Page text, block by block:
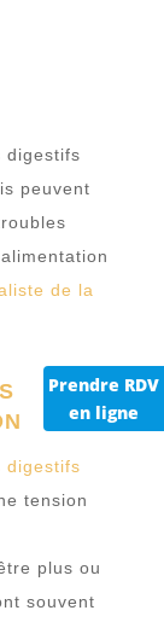
Prendre RDV
en ligne
digestifs
peuvent
de la
digestifs
tension
plus ou
souvent